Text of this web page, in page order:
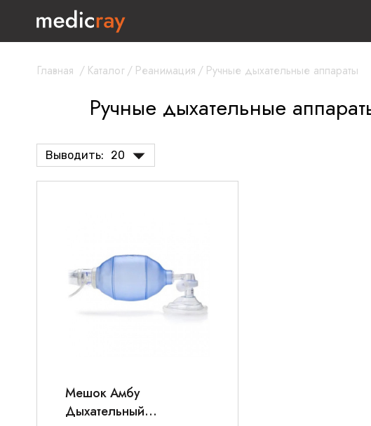
Главная / Каталог/ Реанимация / Ручные дыхательные аппараты
Ручные дыхательные
Выводить: 20
Мешок Амбу
Дыхательный